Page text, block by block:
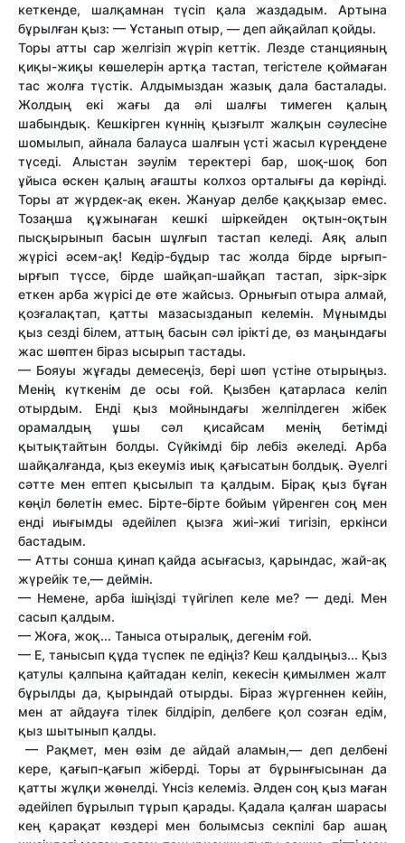
кеткенде, шалқамнан түсіп қала жаздадым. Артына
бұрылған қыз: — Ұстанып отыр, — деп айқайлап қойды.
Торы атты cap желгізіп жүріп кеттік. Лезде станцияның
қиқы-жиқы көшелерін артқа тастап, тегістеле қоймаған
тас жолға түстік. Алдымыздан жазық дала басталады.
Жолдың екі жағы да әлі шалғы тимеген қалың
шабындық. Кешкірген күннің қызғылт жалқын сәулесіне
шомылып, айнала балауса шалғын үсті жасыл күреңдене
түседі. Алыстан зәулім теректері бар, шоқ-шоқ боп
ұйыса өскен қалың ағашты колхоз орталығы да көрінді.
Торы ат жүрдек-ақ екен. Жануар делбе қаққызар емес.
Тозаңша құжынаған кешкі шіркейден оқтын-оқтын
пысқырынып басын шұлғып тастап келеді. Аяқ алып
жүрісі әсем-ақ! Кедір-бұдыр тас жолда бірде ырғып-
ырғып түссе, бірде шайқап-шайқап тастап, зірк-зірк
еткен арба жүрісі де өте жайсыз. Орнығып отыра алмай,
қозғалақтап, қатты мазасызданып келемін. Мұнымды
қыз сезді білем, аттың басын сәл ірікті де, өз маңындағы
жас шөптен біраз ысырып тастады.
— Бояуы жұғады демесеңіз, бері шөп үстіне отырыңыз.
Менің күткенім де осы ғой. Қызбен қатарласа келіп
отырдым. Енді қыз мойнындағы желпілдеген жібек
орамалдың ұшы сәл қисайсам менің бетімді
қытықтайтын болды. Сүйкімді бір лебіз әкеледі. Арба
шайқалғанда, қыз екеуміз иық қағысатын болдық. Әуелгі
сәтте мен ептеп қысылып та қалдым. Бірақ қыз бұған
көңіл бөлетін емес. Бірте-бірте бойым үйренген соң мен
енді иығымды әдейілеп қызға жиі-жиі тигізіп, еркінси
бастадым.
— Атты сонша қинап қайда асығасыз, қарындас, жай-ақ
жүрейік те,— деймін.
— Немене, арба ішіңізді түйгілеп келе ме? — деді. Мен
сасып қалдым.
— Жоға, жоқ... Таныса отыралық, дегенім ғой.
— Е, танысып құда түспек пе едіңіз? Кеш қалдыңыз... Қыз
қатулы қалпына қайтадан келіп, кекесін қимылмен жалт
бұрылды да, қырындай отырды. Біраз жүргеннен кейін,
мен ат айдауға тілек білдіріп, делбеге қол созған едім,
қыз шытынып қалды.
— Рақмет, мен өзім де айдай аламын,— деп делбені
кере, қағып-қағып жіберді. Торы ат бұрынғысынан да
қатты жұлқи жөнелді. Үнсіз келеміз. Әлден соң қыз маған
әдейілеп бұрылып тұрып қарады. Қадала қалған шарасы
кең қарақат көздері мен болымсыз секпілі бар ашаң